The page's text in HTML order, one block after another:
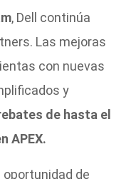
, Dell continúa
Las mejoras
con nuevas
y
de hasta el
APEX.
oportunidad de